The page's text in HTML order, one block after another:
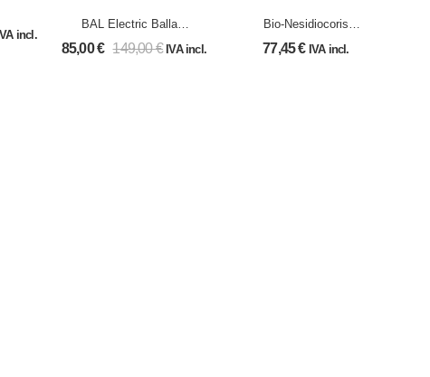
IVA incl.
BAL Electric Ballast
(Fixed 400W)
85,00€ 149,00€ IVA incl.
Bio-Nesidiocoris
System 500x “Against
White fly!”
77,45€ IVA incl.